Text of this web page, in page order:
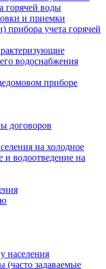
горячей воды
и приемки
прибора учета горячей
водоснабжения
приборе
договоров
на холодное
и водоотведение на
населения
(часто задаваемые